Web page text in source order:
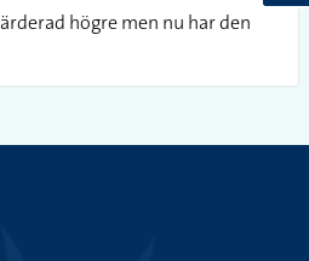
högre men nu har den